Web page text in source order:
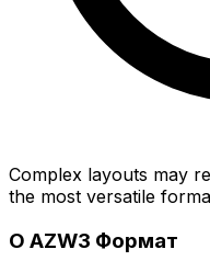
Complex layouts may
the most versatile
О AZW3 Формат